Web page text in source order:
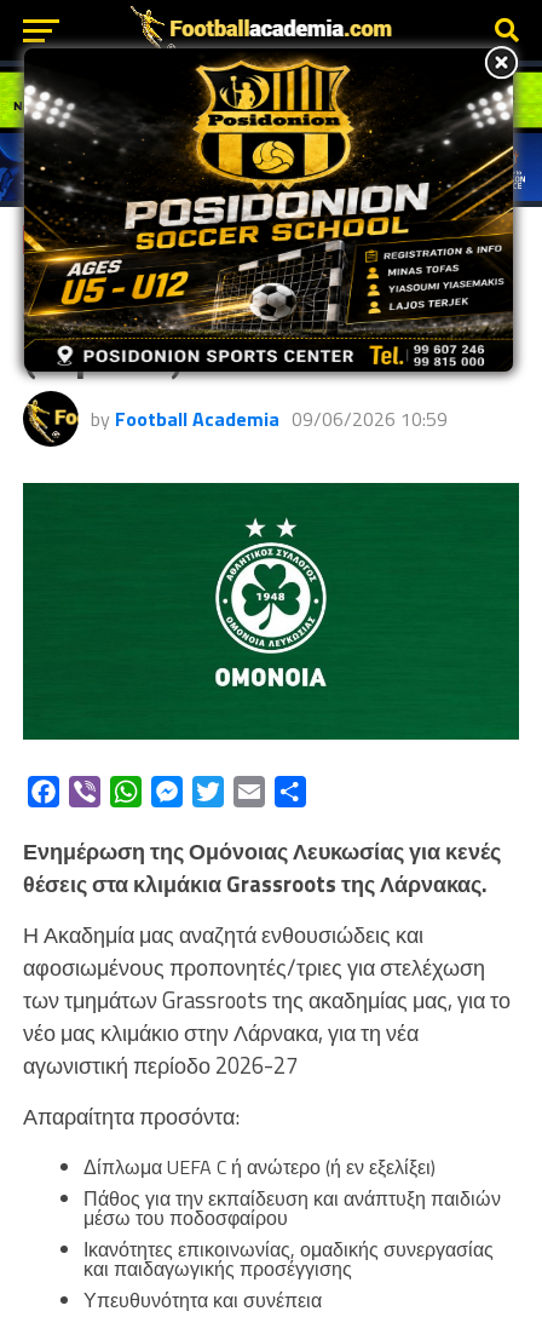
GRASSROOTS
Ομόνοια | Κενές θέσεις
προπονητών Grassroots
(Λάρνακα).
by Football Academia 09/06/2026 10:59
Facebook
Viber WhatsAppMessengerTwitterEmail
Ενημέρωση της Ομόνοιας Λευκωσίας για κενές
θέσεις στα κλιμάκια Grassroots της Λάρνακας.
Η Ακαδημία μας αναζητά ενθουσιώδεις και
αφοσιωμένους προπονητές/τριες για στελέχωση
των τμημάτων Grassroots της ακαδημίας μας, για το
νέο μας κλιμάκιο στην Λάρνακα, για τη νέα
αγωνιστική περίοδο 2026-27
Απαραίτητα προσόντα:
Δίπλωμα UEFA C ή ανώτερο (ή εν εξελίξει)
Πάθος για την εκπαίδευση και ανάπτυξη παιδιών
μέσω του ποδοσφαίρου
Ικανότητες επικοινωνίας, ομαδικής συνεργασίας
και παιδαγωγικής προσέγγισης
Υπευθυνότητα και συνέπεια